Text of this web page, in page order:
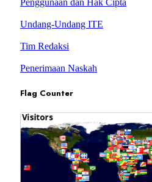
Undang-Undang ITE
Tim Redaksi
Penerimaan Naskah
Flag Counter